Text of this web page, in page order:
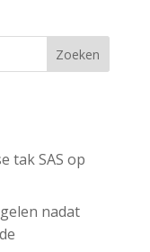
Zoeken
tak SAS op
nadat